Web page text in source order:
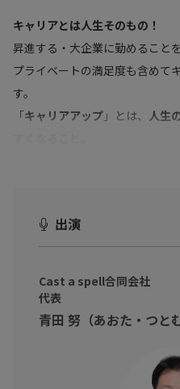
キャリアとは人生そのもの！
昇進する・大企業に勤めること
プライベートの満足度も含めて
す。
「キャリアアップ 」とは、 人生
日常業務が忙しくて、人生にと
ることを先延ばししていません
仕事だけではなくて、人生も充
ましょう！
出演
Cast a spell合同会社
代表
青田 努（あおた・つとむ